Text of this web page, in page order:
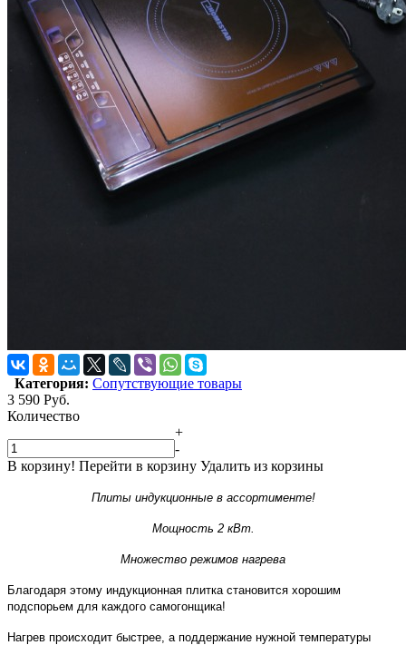
Категория: Сопутствующие товары
3 590 Руб.
Количество
+
-
В корзину! Перейти в корзину Удалить из корзины
Плиты индукционные в ассортименте!
Мощность 2 кВт.
Множество режимов нагрева
Благодаря этому индукционная плитка становится хорошим
подспорьем для каждого самогонщика!
Нагрев происходит быстрее, а поддержание нужной температуры